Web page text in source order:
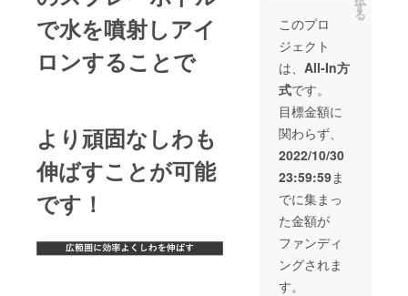
で水を噴射しアイ
ロンすることで
より頑固なしわも
伸ばすことが可能
です！
回るご
支援を
いただ
き、現
在進め
ている
環境か
ら量産
体制を
更に整
えるこ
とがで
きた場
合、正
規販売
価格が
販売予
定価格
20％OF
F] 【送
料につ
いて】
商品代
金に
は、ご
自宅ま
での送
料も含
まれて
おりま
す。
【その
他注意
事項】
※本プロ
ジェク
トを通
す
る
このプロ
ジェクト
は、 All-In方
式です。
目標金額に
関わらず、
2022/10/30
23:59:59ま
でに集まっ
た金額が
ファンディ
ングされま
す。